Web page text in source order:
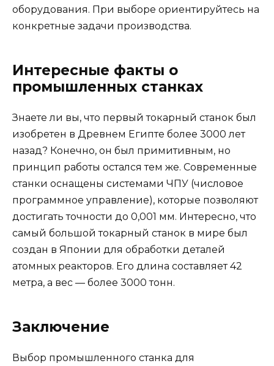
оборудования. При выборе ориентируйтесь на
конкретные задачи производства.
Интересные факты о
промышленных станках
Знаете ли вы, что первый токарный станок был
изобретен в Древнем Египте более 3000 лет
назад? Конечно, он был примитивным, но
принцип работы остался тем же. Современные
станки оснащены системами ЧПУ (числовое
программное управление), которые позволяют
достигать точности до 0,001 мм. Интересно, что
самый большой токарный станок в мире был
создан в Японии для обработки деталей
атомных реакторов. Его длина составляет 42
метра, а вес — более 3000 тонн.
Заключение
Выбор промышленного станка для